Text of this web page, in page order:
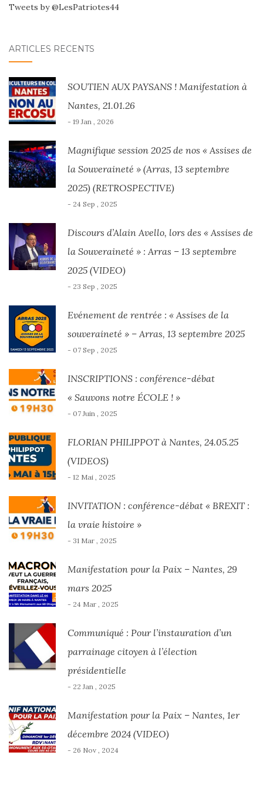
Tweets by @LesPatriotes44
ARTICLES RÉCENTS
SOUTIEN AUX PAYSANS ! Manifestation à
Nantes, 21.01.26
- 19 Jan , 2026
Magnifique session 2025 de nos « Assises de
la Souveraineté » (Arras, 13 septembre
2025) (RETROSPECTIVE)
- 24 Sep , 2025
Discours d’Alain Avello, lors des « Assises de
la Souveraineté » : Arras – 13 septembre
2025 (VIDEO)
- 23 Sep , 2025
Evénement de rentrée : « Assises de la
souveraineté » – Arras, 13 septembre 2025
- 07 Sep , 2025
INSCRIPTIONS : conférence-débat
« Sauvons notre ÉCOLE ! »
- 07 Juin , 2025
FLORIAN PHILIPPOT à Nantes, 24.05.25
(VIDEOS)
- 12 Mai , 2025
INVITATION : conférence-débat « BREXIT :
la vraie histoire »
- 31 Mar , 2025
Manifestation pour la Paix – Nantes, 29
mars 2025
- 24 Mar , 2025
Communiqué : Pour l’instauration d’un
parrainage citoyen à l’élection
présidentielle
- 22 Jan , 2025
Manifestation pour la Paix – Nantes, 1er
décembre 2024 (VIDEO)
- 26 Nov , 2024